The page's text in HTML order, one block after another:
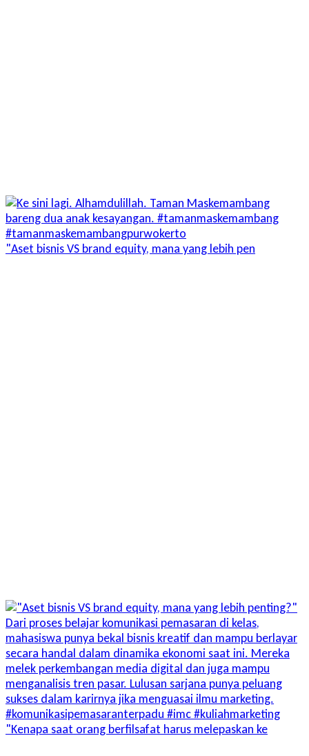
"Aset bisnis VS brand equity, mana yang lebih pen
"Kenapa saat orang berfilsafat harus melepaskan ke